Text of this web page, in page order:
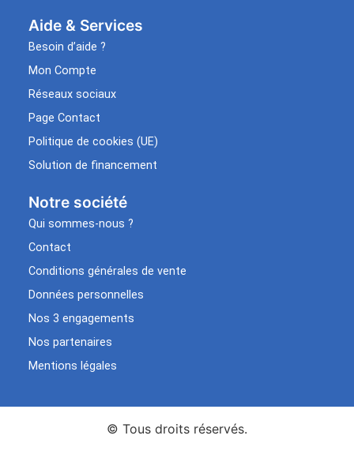
Aide & Services​
Besoin d’aide ?
Mon Compte
Réseaux sociaux
Page Contact
Politique de cookies (UE)
Solution de financement
Notre société
Qui sommes-nous ?
Contact
Conditions générales de vente
Données personnelles
Nos 3 engagements
Nos partenaires
Mentions légales
© Tous droits réservés.